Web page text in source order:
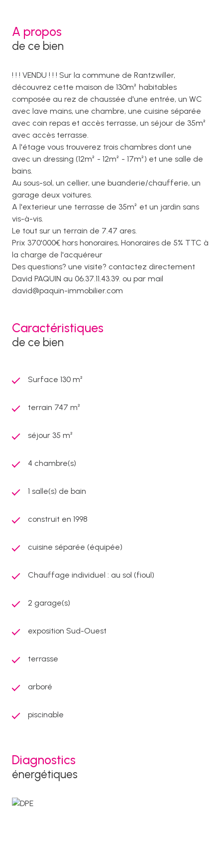
A propos
de ce bien
! ! ! VENDU ! ! ! Sur la commune de Rantzwiller,
découvrez cette maison de 130m² habitables
composée au rez de chaussée d'une entrée, un WC
avec lave mains, une chambre, une cuisine séparée
avec coin repas et accès terrasse, un séjour de 35m²
avec accès terrasse.
A l'étage vous trouverez trois chambres dont une
avec un dressing (12m² - 12m² - 17m²) et une salle de
bains.
Au sous-sol, un cellier, une buanderie/chaufferie, un
garage deux voitures.
A l'exterieur une terrasse de 35m² et un jardin sans
vis-à-vis.
Le tout sur un terrain de 7.47 ares.
Prix 370'000€ hors honoraires, Honoraires de 5% TTC à
la charge de l'acquéreur
Des questions? une visite? contactez directement
David PAQUIN au 06.37.11.43.39. ou par mail
david@paquin-immobilier.com
Caractéristiques
de ce bien
Surface 130 m²
terrain 747 m²
séjour 35 m²
4 chambre(s)
1 salle(s) de bain
construit en 1998
cuisine séparée (équipée)
Chauffage individuel : au sol (fioul)
2 garage(s)
exposition Sud-Ouest
terrasse
arboré
piscinable
Diagnostics
énergétiques